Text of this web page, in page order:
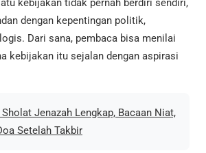
kebijakan tidak pernah berdiri sendiri,
dengan kepentingan politik,
Dari sana, pembaca bisa menilai
kebijakan itu sejalan dengan aspirasi
Sholat Jenazah Lengkap, Bacaan Niat,
Setelah Takbir